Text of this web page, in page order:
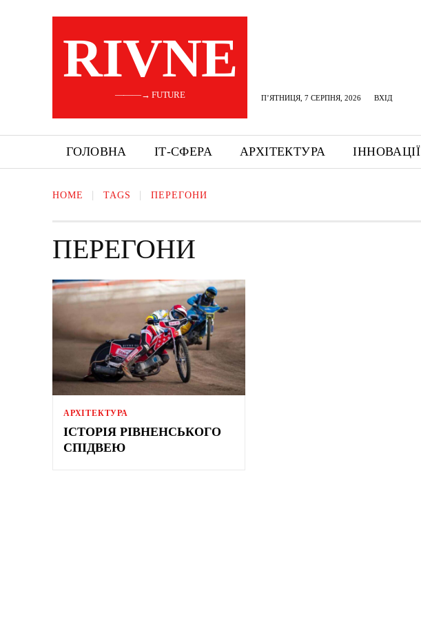
RIVNE
———→ FUTURE П’ЯТНИЦЯ, 7 СЕРПНЯ, 2026 ВХІД
ГОЛОВНА ІТ-СФЕРА АРХІТЕКТУРА ІННОВАЦІЇ
HOME TAGS ПЕРЕГОНИ
ПЕРЕГОНИ
АРХІТЕКТУРА
ІСТОРІЯ РІВНЕНСЬКОГО
СПІДВЕЮ